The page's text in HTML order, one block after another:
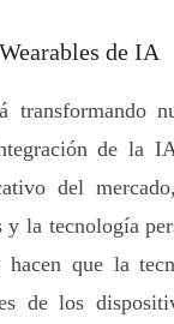
de IA
de la
del
la tecnología
hacen que la
de los